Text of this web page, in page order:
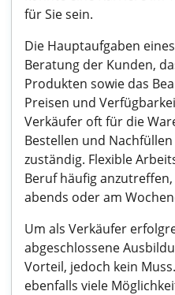
für Sie sein.
Die Hauptaufgaben
Beratung der Kunden,
Produkten sowie das
Preisen und
Verkäufer oft für die
Bestellen und
zuständig. Flexible
Beruf häufig
abends oder am
Um als Verkäufer
abgeschlossene
Vorteil, jedoch kein
ebenfalls viele